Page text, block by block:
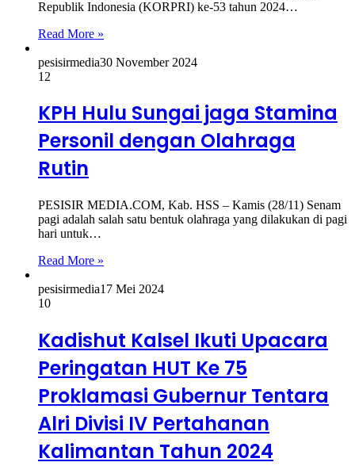
Republik Indonesia (KORPRI) ke-53 tahun 2024…
Read More »
pesisirmedia30 November 2024
12
KPH Hulu Sungai jaga Stamina
Personil dengan Olahraga
Rutin
PESISIR MEDIA.COM, Kab. HSS – Kamis (28/11) Senam
pagi adalah salah satu bentuk olahraga yang dilakukan di pagi
hari untuk…
Read More »
pesisirmedia17 Mei 2024
10
Kadishut Kalsel Ikuti Upacara
Peringatan HUT Ke 75
Proklamasi Gubernur Tentara
Alri Divisi IV Pertahanan
Kalimantan Tahun 2024